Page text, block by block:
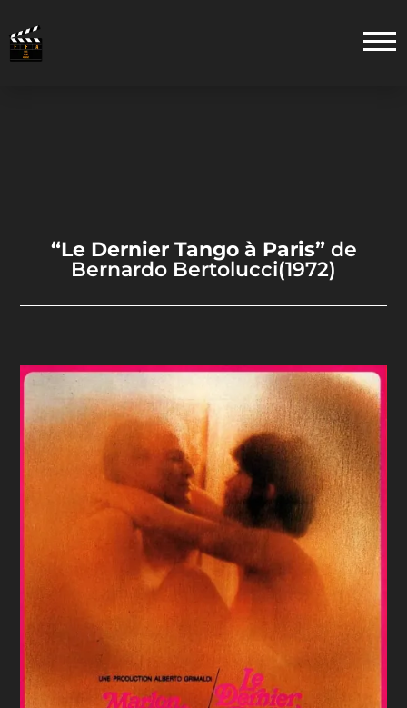
“Le Dernier Tango à Paris”de
Bernardo Bertolucci(1972)